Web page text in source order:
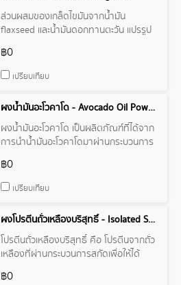
ส่วนผสมของเกล็ดไขมันจากน้ำมัน
flaxseed และน้ำมันดอกทานตะวัน แปรรูป
มีความคงตัวสูงและละลายน้ำได้เป็นอย่างดี
฿0
เปรียบเทียบ
ผงน้ำมันอะโวคาโด - Avocado Oil Powder
ผงน้ำมันอะโวคาโด เป็นผลิตภัณฑ์ที่ได้จาก
การนำน้ำมันอะโวคาโดมาผ่านกระบวนการ
฿0
เปรียบเทียบ
ผงโปรตีนถั่วเหลืองบริสุทธิ์ - Isolated Soy Protein
โปรตีนถั่วเหลืองบริสุทธิ์ คือ โปรตีนจากถั่ว
เหลืองที่ผ่านกระบวนการสกัดเพื่อให้ได้
฿0